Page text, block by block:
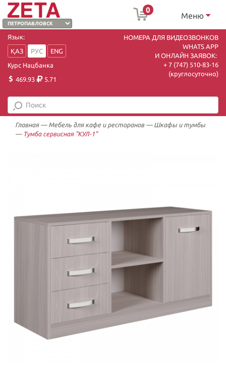
0
Меню
Язык:
ҚАЗ
РУС
ENG
Курс Нацбанка
469.93
5.71
НОМЕРА ДЛЯ ВИДЕОЗВОНКОВ
WHATS APP
И ОНЛАЙН ЗАЯВОК:
+ 7 (747) 510-83-16
(круглосуточно)
Главная— Мебель для кафе и ресторанов — Шкафы и тумбы
— Тумба сервисная "КУЛ-1"